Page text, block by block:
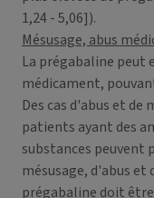
1,24 - 5,06]).
Mésusage, abus
La prégabaline peut
médicament,
Des cas d'abus et
patients ayant des
substances peuvent
mésusage, d'abus et
prégabaline doit